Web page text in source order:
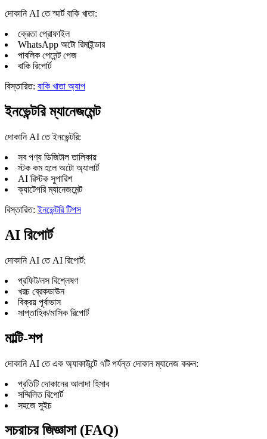
দোকানি AI তে স্মার্ট বাকি খাতা:
ক্রেতা প্রোফাইল
WhatsApp অটো রিমাইন্ডার
পাবলিক পেমেন্ট পেজ
বাকি রিপোর্ট
বিস্তারিত: বাকি খাতা অ্যাপ
ইনভেন্টরি ম্যানেজমেন্ট
দোকানি AI তে ইনভেন্টরি:
সব পণ্য ডিজিটাল তালিকায়
স্টক কম হলে অটো অ্যালার্ট
AI রিস্টক সুপারিশ
ক্যাটেগরি ম্যানেজমেন্ট
বিস্তারিত:ইনভেন্টরি টিপস
AI রিপোর্ট
দোকানি AI তে AI রিপোর্ট:
প্রফিট/লস বিশ্লেষণ
খরচ ব্রেকডাউন
বিক্রয় পূর্বাভাস
সাপ্তাহিক/মাসিক রিপোর্ট
মাল্টি-শপ
দোকানি AI তে এক অ্যাকাউন্টে ৭টি পর্যন্ত দোকান ম্যানেজ করুন:
প্রতিটি দোকানের আলাদা হিসাব
সম্মিলিত রিপোর্ট
সহজে সুইচ
সচরাচর জিজ্ঞাসা (FAQ)